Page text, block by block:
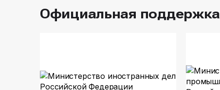
Официальная поддержка